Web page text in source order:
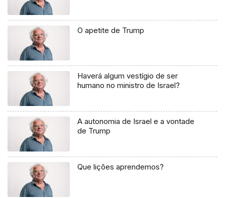
O apetite de Trump
Haverá algum vestígio de ser
humano no ministro de Israel?
A autonomia de Israel e a vontade
de Trump
Que lições aprendemos?